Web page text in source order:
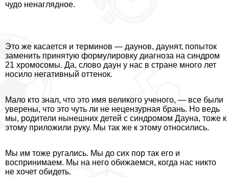
чудо ненаглядное.
Это же касается и терминов — дayнов, дayнят, попыток
заменить принятую формулировку диагноза на синдром
21 хромосомы. Да, слово дayн у нас в стране много лет
носило негативный оттенок.
Мало кто знал, что это имя великого ученого, — все были
уверены, что это чуть ли не нецензурная брань. Но ведь
мы, родители нынешних детей с синдромом Дayна, тоже к
этому приложили руку. Мы так же к этому относились.
Мы им тоже ругались. Мы до сих пор так его и
воспринимаем. Мы на него обижаемся, когда нас никто
не хочет обидеть.